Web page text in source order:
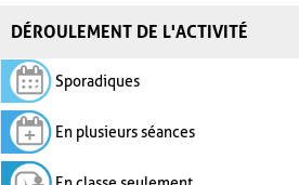
DÉROULEMENT DE L'ACTIVITÉ
Sporadiques
En plusieurs séances